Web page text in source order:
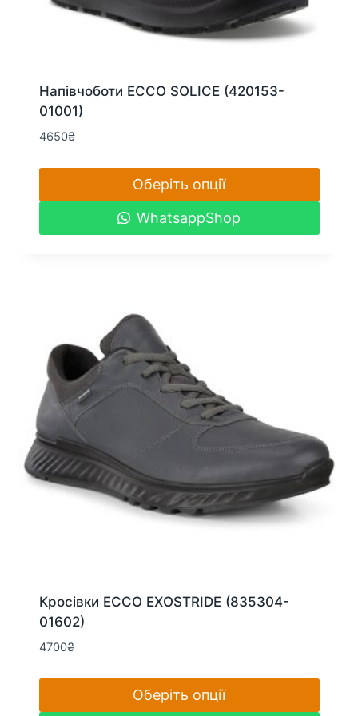
Напівчоботи ECCO SOLICE (420153-
01001)
4650₴
Оберіть опції
товар
можна
вибрати
на
сторінці
товару
WhatsappShop
Кросівки ECCO EXOSTRIDE (835304-
01602)
4700₴
Оберіть опції